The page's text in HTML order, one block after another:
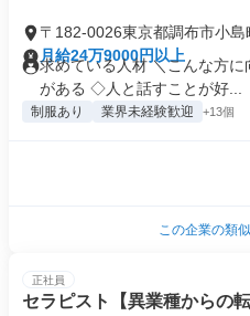
〒182-0026東京都調布市小島
月給24万9000円以上
求めている人材 ＼こんな方
がある ◇人と話すことが好...
制服あり 業界未経験歓迎 +13個
この企業の類
正社員
セラピスト【異業種からの